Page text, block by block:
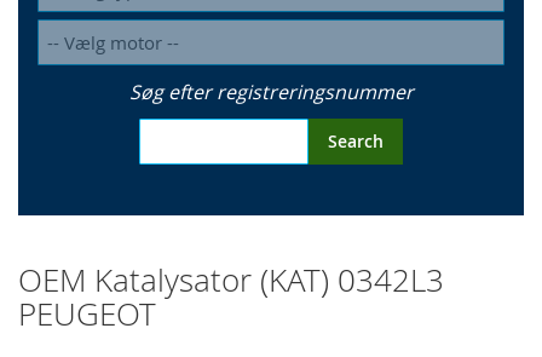
Søg efter registreringsnummer
Search
OEM Katalysator (KAT) 0342L3
PEUGEOT